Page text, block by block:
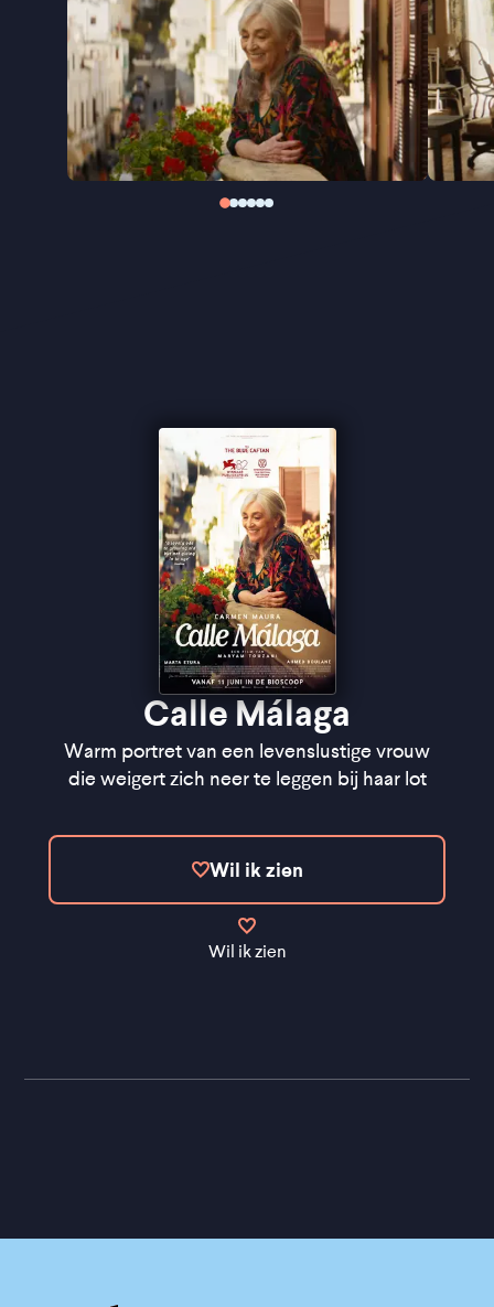
leven.
De Marokkaanse regisseur Maryam Touzani richt
haar blik opnieuw op menselijkheid en warmte,
zoals ze eerder deed in het internationaal geprezen
The Blue Caftan. OokCalle Málaga raakt die
gevoelige snaar: de film, gedragen door een sterke
hoofdrol van Carmen Maura, won de Publieksprijs
Calle Málaga
Warm portret van een levenslustige vrouw
die weigert zich neer te leggen bij haar lot
Wil ik zien
Wil ik zien